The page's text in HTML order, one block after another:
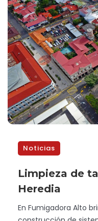
Noticias
Limpieza de
Heredia
En Fumigadora Alto